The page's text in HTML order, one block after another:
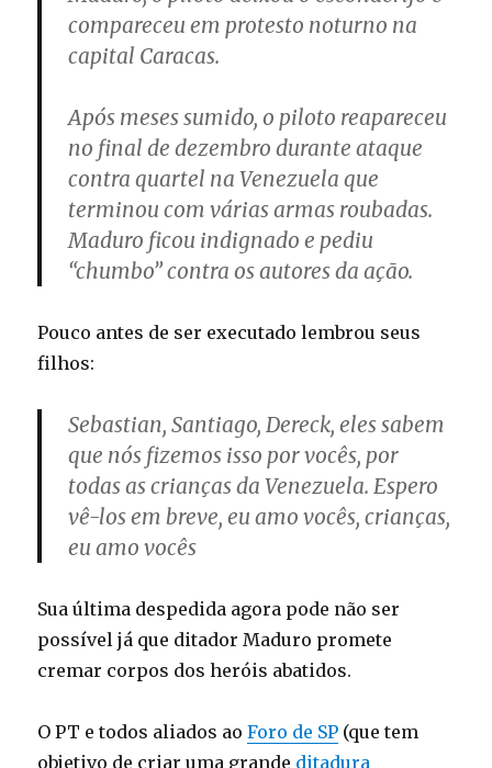
compareceu em protesto noturno na
capital Caracas.
Após meses sumido, o piloto reapareceu
no final de dezembro durante ataque
contra quartel na Venezuela que
terminou com várias armas roubadas.
Maduro ficou indignado e pediu
“chumbo” contra os autores da ação.
Pouco antes de ser executado lembrou seus
filhos:
Sebastian, Santiago, Dereck, eles sabem
que nós fizemos isso por vocês, por
todas as crianças da Venezuela. Espero
vê-los em breve, eu amo vocês, crianças,
eu amo vocês
Sua última despedida agora pode não ser
possível já que ditador Maduro promete
cremar corpos dos heróis abatidos.
O PT e todos aliados aoForo de SP (que tem
objetivo de criar uma grande ditadura